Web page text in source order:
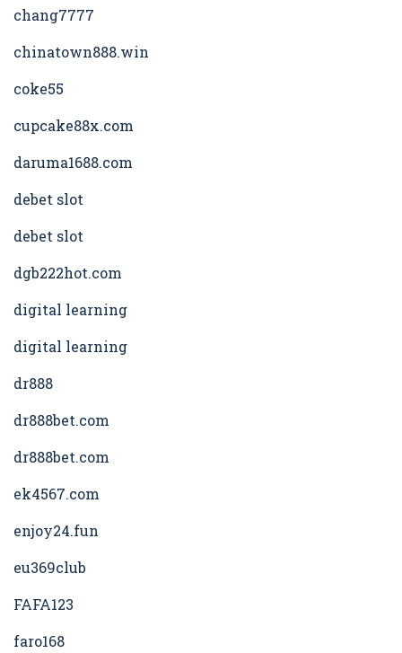
chang7777
chinatown888.win
coke55
cupcake88x.com
daruma1688.com
debet slot
debet slot
dgb222hot.com
digital learning
digital learning
dr888
dr888bet.com
dr888bet.com
ek4567.com
enjoy24.fun
eu369club
FAFA123
faro168